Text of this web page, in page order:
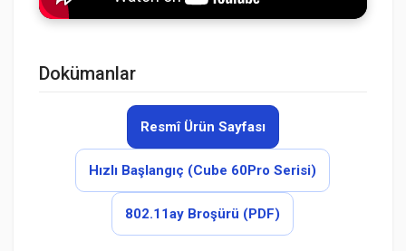
Dokümanlar
Resmî Ürün Sayfası
Hızlı Başlangıç (Cube 60Pro Serisi)
802.11ay Broşürü (PDF)